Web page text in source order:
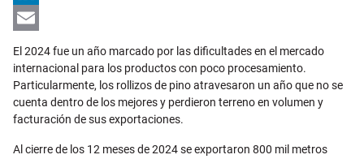
LinkedIn
Email
El 2024 fue un año marcado por las dificultades en el mercado
internacional para los productos con poco procesamiento.
Particularmente, los rollizos de pino atravesaron un año que no se
cuenta dentro de los mejores y perdieron terreno en volumen y
facturación de sus exportaciones.
Al cierre de los 12 meses de 2024 se exportaron 800 mil metros